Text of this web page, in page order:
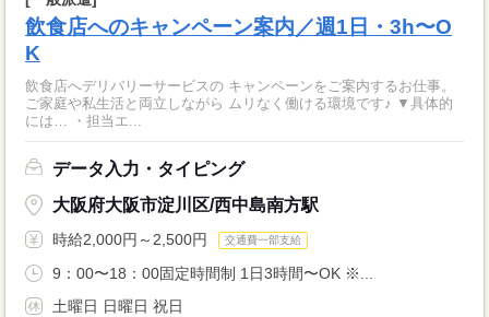
飲食店へのキャンペーン案内／週1日・3h〜O
K
飲食店へデリバリーサービスの キャンペーンをご案内するお仕事。
ご家庭や私生活と両立しながら ムリなく働ける環境です♪ ▼具体的
には… ・担当エ...
データ入力・タイピング
大阪府大阪市淀川区/西中島南方駅
時給2,000円～2,500円 交通費一部支給
9：00〜18：00固定時間制 1日3時間〜OK ※...
土曜日 日曜日 祝日